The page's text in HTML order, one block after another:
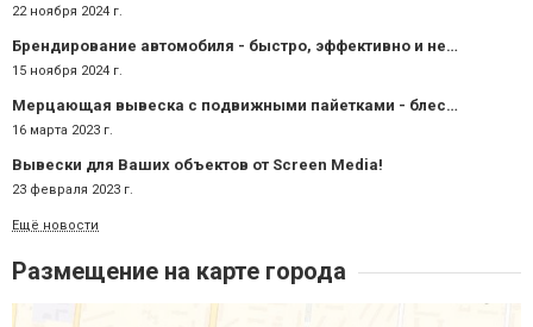
22 ноября 2024 г.
Брендирование автомобиля - быстро, эффективно и недорого!
15 ноября 2024 г.
Мерцающая вывеска с подвижными пайетками - блестящая реклама!
16 марта 2023 г.
Вывески для Ваших объектов от Screen Media!
23 февраля 2023 г.
Ещё новости
Размещение на карте города